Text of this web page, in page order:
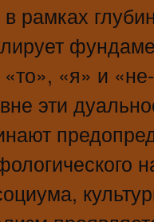
рамках
«я» и
эти